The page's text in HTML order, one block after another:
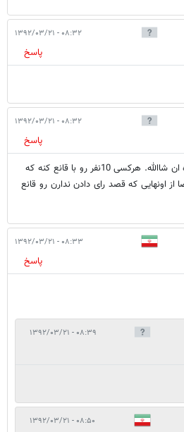
۰۸:۳۲ - ۱۳۹۲/۰۳/۲۱
پاسخ
۰۸:۳۲ - ۱۳۹۲/۰۳/۲۱
پاسخ
روحانی همون مرحله اول می بره ان شاالله. هرکسی 10نفر رو با قانع کنه که
اونهایی که قصد رای دادن ندارن رو قانع
۰۸:۳۳ - ۱۳۹۲/۰۳/۲۱
پاسخ
۰۸:۳۹ - ۱۳۹۲/۰۳/۲۱
۰۸:۵۰ - ۱۳۹۲/۰۳/۲۱